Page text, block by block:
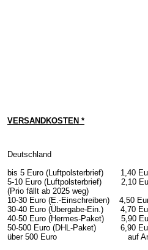
VERSANDKOSTEN *
Deutschland
bis 5 Euro (Luftpolsterbrief)
5-10 Euro (Luftpolsterbrief) 2,10
(Prio fällt ab 2025 weg)
10-30 Euro (E.-Einschreiben) 4,50
30-40 Euro (Übergabe-Ein.) 4,70
40-50 Euro (Hermes-Paket) 5,90
50-500 Euro (DHL-Paket) 6,90
über 500 Euro auf